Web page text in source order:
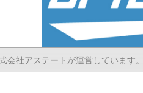
会社アステートが運営していま